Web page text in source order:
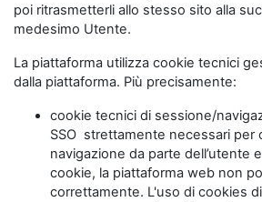
poi ritrasmetterli allo stesso sito alla
medesimo Utente.
La piattaforma utilizza cookie tecnici
dalla piattaforma. Più precisamente:
cookie tecnici di sessione/
SSO strettamente necessari per
navigazione da parte dell’utente
cookie, la piattaforma web non
correttamente. L'uso di cookies